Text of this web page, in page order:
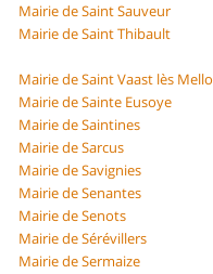
Mairie de Saint Sauveur
Mairie de Saint Thibault
Mairie de Saint Vaast lès Mello
Mairie de Sainte Eusoye
Mairie de Saintines
Mairie de Sarcus
Mairie de Savignies
Mairie de Senantes
Mairie de Senots
Mairie de Sérévillers
Mairie de Sermaize